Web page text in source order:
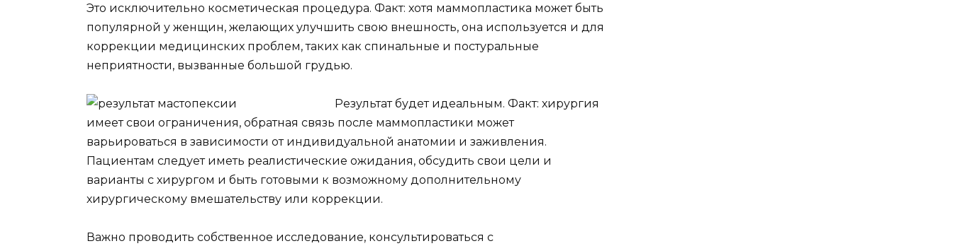
Это исключительно косметическая процедура. Факт: хотя маммопластика может быть
популярной у женщин, желающих улучшить свою внешность, она используется и для
коррекции медицинских проблем, таких как спинальные и постуральные
неприятности, вызванные большой грудью.
Результат будет идеальным. Факт: хирургия
имеет свои ограничения, обратная связь после маммопластики может
варьироваться в зависимости от индивидуальной анатомии и заживления.
Пациентам следует иметь реалистические ожидания, обсудить свои цели и
варианты с хирургом и быть готовыми к возможному дополнительному
хирургическому вмешательству или коррекции.
Важно проводить собственное исследование, консультироваться с